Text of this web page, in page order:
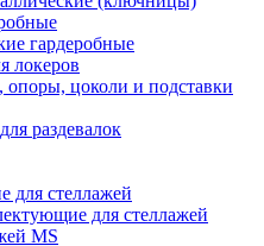
гардеробные
локеров
цоколи и подставки
раздевалок
для стеллажей
для стеллажей
MS